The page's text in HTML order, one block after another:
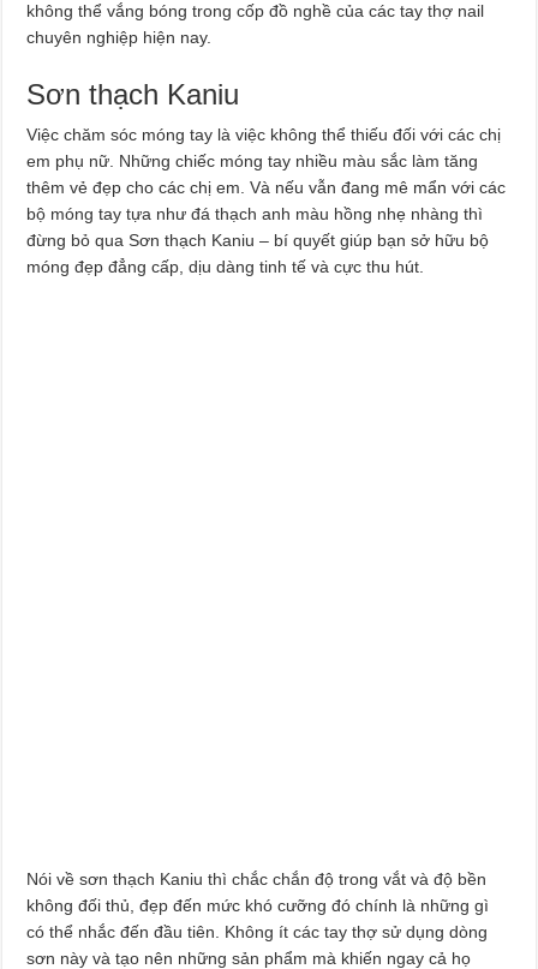
không thể vắng bóng trong cốp đồ nghề của các tay thợ nail
chuyên nghiệp hiện nay.
Sơn thạch Kaniu
Việc chăm sóc móng tay là việc không thể thiếu đối với các chị
em phụ nữ. Những chiếc móng tay nhiều màu sắc làm tăng
thêm vẻ đẹp cho các chị em. Và nếu vẫn đang mê mẩn với các
bộ móng tay tựa như đá thạch anh màu hồng nhẹ nhàng thì
đừng bỏ qua Sơn thạch Kaniu – bí quyết giúp bạn sở hữu bộ
móng đẹp đẳng cấp, dịu dàng tinh tế và cực thu hút.
Nói về sơn thạch Kaniu thì chắc chắn độ trong vắt và độ bền
không đối thủ, đẹp đến mức khó cưỡng đó chính là những gì
có thể nhắc đến đầu tiên. Không ít các tay thợ sử dụng dòng
sơn này và tạo nên những sản phẩm mà khiến ngay cả họ